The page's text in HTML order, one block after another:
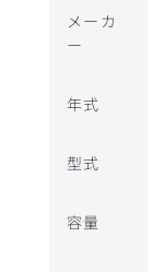
メーカ
ー
年式
型式
容量